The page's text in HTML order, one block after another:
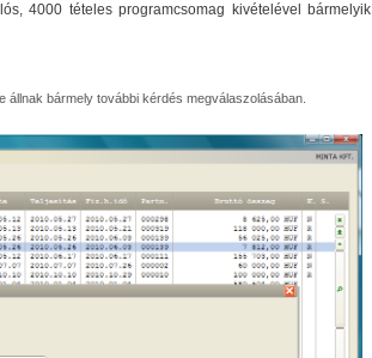
4000 tételes programcsomag kivételével bármelyik
bármely további kérdés megválaszolásában.